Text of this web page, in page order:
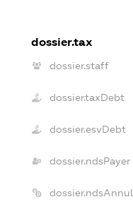
dossier.tax
dossier.staff
dossier.taxDebt
dossier.esvDebt
dossier.ndsPayer
dossier.ndsAnnul